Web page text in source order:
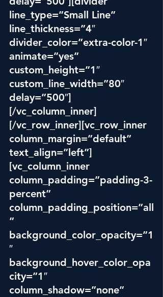
line_type=”Small Line”
line_thickness=”4″
divider_color=”extra-color-1″
animate=”yes”
custom_height=”1″
custom_line_width=”80″
delay=”500″]
[/vc_column_inner]
[/vc_row_inner][vc_row_inner
column_margin=”default”
text_align=”left”]
[vc_column_inner
column_padding=”padding-3-
percent”
column_padding_position=”all
”
background_color_opacity=”1
″
background_hover_color_opa
city=”1″
column_shadow=”none”